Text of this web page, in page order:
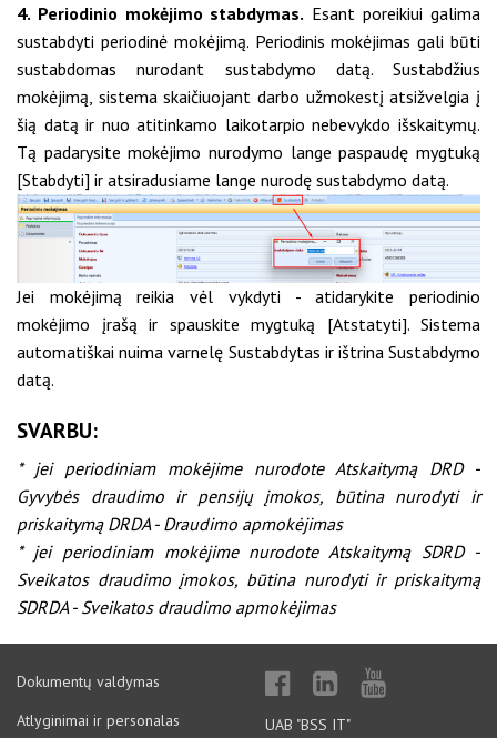
4. Periodinio mokėjimo stabdymas. Esant poreikiui galima
sustabdyti periodinė mokėjimą. Periodinis mokėjimas gali būti
sustabdomas nurodant sustabdymo datą. Sustabdžius
mokėjimą, sistema skaičiuojant darbo užmokestį atsižvelgia į
šią datą ir nuo atitinkamo laikotarpio nebevykdo išskaitymų.
Tą padarysite mokėjimo nurodymo lange paspaudę mygtuką
[Stabdyti] ir atsiradusiame lange nurodę sustabdymo datą.
Jei mokėjimą reikia vėl vykdyti - atidarykite periodinio
mokėjimo įrašą ir spauskite mygtuką [Atstatyti]. Sistema
automatiškai nuima varnelę Sustabdytas ir ištrina Sustabdymo
datą.
SVARBU:
* jei periodiniam mokėjime nurodote Atskaitymą DRD -
Gyvybės draudimo ir pensijų įmokos, būtina nurodyti ir
priskaitymą DRDA - Draudimo apmokėjimas
* jei periodiniam mokėjime nurodote Atskaitymą SDRD -
Sveikatos draudimo įmokos, būtina nurodyti ir priskaitymą
SDRDA - Sveikatos draudimo apmokėjimas
Dokumentų valdymas
Atlyginimai ir personalas
UAB "BSS IT"